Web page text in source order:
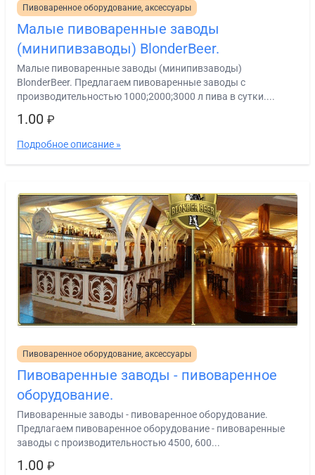
Пивоваренное оборудование, аксессуары
Малые пивоваренные заводы
(минипивзаводы) BlonderBeer.
Малые пивоваренные заводы (минипивзаводы)
BlonderBeer. Предлагаем пивоваренные заводы с
производительностью 1000;2000;3000 л пива в сутки....
1.00 ₽
Подробное описание »
Пивоваренное оборудование, аксессуары
Пивоваренные заводы - пивоваренное
оборудование.
Пивоваренные заводы - пивоваренное оборудование.
Предлагаем пивоваренное оборудование - пивоваренные
заводы с производительностью 4500, 600...
1.00 ₽